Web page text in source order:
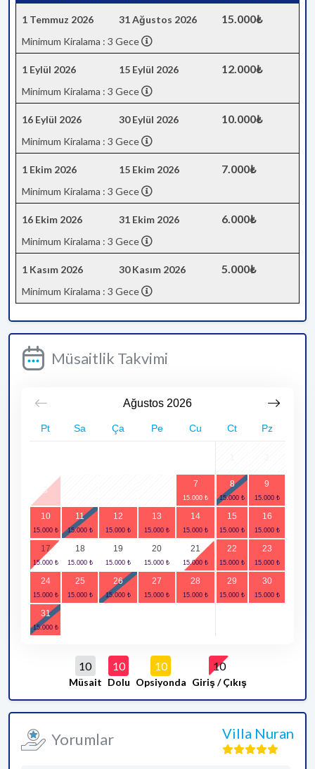
1 Temmuz 2026 31 Ağustos 2026 15.000₺
Minimum Kiralama : 3 Gece
1 Eylül 2026 15 Eylül 2026 12.000₺
Minimum Kiralama : 3 Gece
16 Eylül 2026 30 Eylül 2026 10.000₺
Minimum Kiralama : 3 Gece
1 Ekim 2026 15 Ekim 2026 7.000₺
Minimum Kiralama : 3 Gece
16 Ekim 2026 31 Ekim 2026 6.000₺
Minimum Kiralama : 3 Gece
1 Kasım 2026 30 Kasım 2026 5.000₺
Minimum Kiralama : 3 Gece
Müsaitlik Takvimi
Ağustos 2026
Pt Sa Ça Pe Cu Ct Pz
3
7 8 9
10 11 12 13 14 15 16
17 18 19 20 21 22 23
24 25 26 27 28 29 30
31
10
Müsait
10
Dolu
10
Opsiyonda
10
Giriş / Çıkış
Yorumlar Villa Nuran